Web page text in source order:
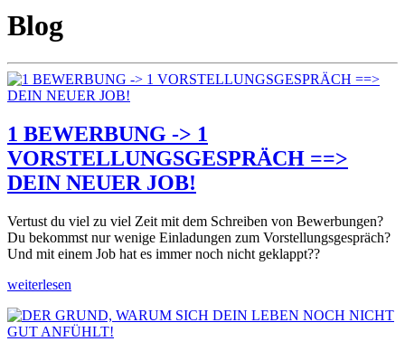
Blog
1 BEWERBUNG -> 1
VORSTELLUNGSGESPRÄCH ==>
DEIN NEUER JOB!
Vertust du viel zu viel Zeit mit dem Schreiben von Bewerbungen?
Du bekommst nur wenige Einladungen zum Vorstellungsgespräch?
Und mit einem Job hat es immer noch nicht geklappt??
weiterlesen